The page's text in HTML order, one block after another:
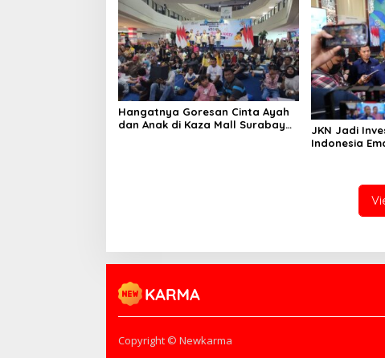
Hangatnya Goresan Cinta Ayah
dan Anak di Kaza Mall Surabaya
JKN Jadi
Indonesia
Copyright © Newkarma